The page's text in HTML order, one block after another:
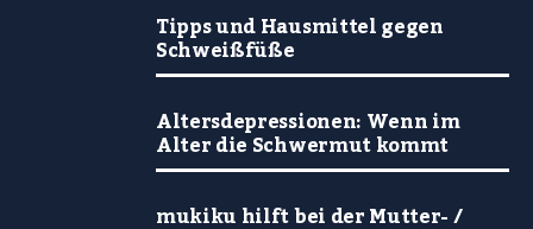
Tipps und Hausmittel gegen
Schweißfüße
Altersdepressionen: Wenn im
Alter die Schwermut kommt
mukiku hilft bei der Mutter- /